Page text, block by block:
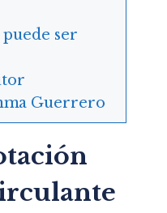
ser
Guerrero